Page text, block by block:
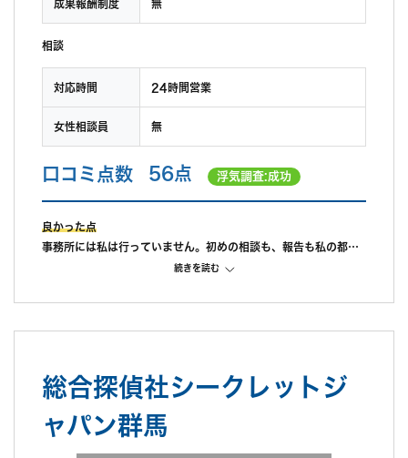
成果報酬制度 無
相談
対応時間 24時間営業
女性相談員 無
口コミ点数 56点 浮気調査:成功
良かった点
事務所には私は行っていません。初めの相談も、報告も私の都合
に合わせて県南まで来てくれました。ここの点は良かったです。
たです。
るところです。
探偵期間終了以降、報告書は10日前後と言われていました。が、
続きを読む
総合探偵社シークレットジ
ャパン群馬